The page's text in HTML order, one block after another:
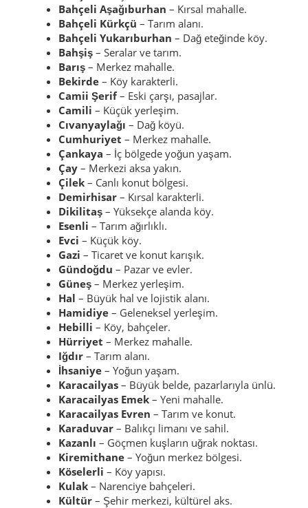
Bahçeli Aşağıburhan – Kırsal mahalle.
Bahçeli Kürkçü – Tarım alanı.
Bahçeli Yukarıburhan – Dağ eteğinde köy.
Bahşiş – Seralar ve tarım.
Barış – Merkez mahalle.
Bekirde – Köy karakterli.
Camii Şerif– Eski çarşı, pasajlar.
Camili – Küçük yerleşim.
Cıvanyaylağı – Dağ köyü.
Cumhuriyet – Merkez mahalle.
Çankaya – İç bölgede yoğun yaşam.
Çay – Merkezi aksa yakın.
Çilek – Canlı konut bölgesi.
Demirhisar – Kırsal karakterli.
Dikilitaş – Yüksekçe alanda köy.
Esenli – Tarım ağırlıklı.
Evci – Küçük köy.
Gazi – Ticaret ve konut karışık.
Gündoğdu – Pazar ve evler.
Güneş – Merkez yerleşim.
Hal – Büyük hal ve lojistik alanı.
Hamidiye – Geleneksel yerleşim.
Hebilli – Köy, bahçeler.
Hürriyet – Merkez mahalle.
Iğdır – Tarım alanı.
İhsaniye – Yoğun yaşam.
Karacailyas – Büyük belde, pazarlarıyla ünlü.
Karacailyas Emek – Yeni mahalle.
Karacailyas Evren – Tarım ve konut.
Karaduvar – Balıkçı limanı ve sahil.
Kazanlı – Göçmen kuşların uğrak noktası.
Kiremithane – Yoğun merkez bölgesi.
Köselerli – Köy yapısı.
Kulak – Narenciye bahçeleri.
Kültür – Şehir merkezi, kültürel aks.